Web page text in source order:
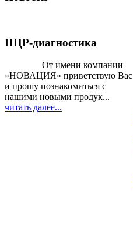
ПЦР-диагностика
От имени компании
«НОВАЦИЯ» приветствую Вас
и прошу познакомиться с
нашими новыми продук...
читать далее...